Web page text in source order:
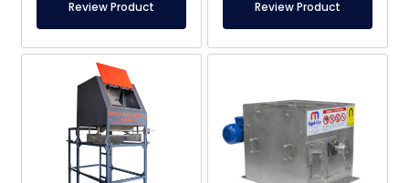
Review Product Review Product